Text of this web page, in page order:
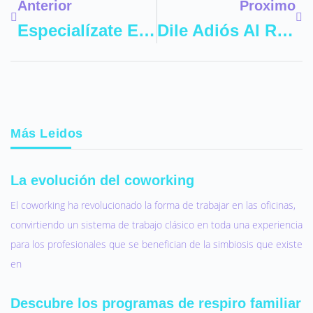
Anterior
Especialízate En Arquitectura Y Diseño, Impulsa Tu Carrera Creativa
Proximo
Dile Adiós Al Riego Y Al Mantenimiento Con El Césped Artificial Para Tu Jardín
Más Leidos
La evolución del coworking
El coworking ha revolucionado la forma de trabajar en las oficinas,
convirtiendo un sistema de trabajo clásico en toda una experiencia
para los profesionales que se benefician de la simbiosis que existe
en
Descubre los programas de respiro familiar